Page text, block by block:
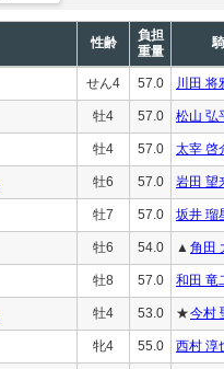
性齢
負担
重量
せん4 57.0 川田 将
牡4 57.0 松山 弘
牡4 57.0 太宰 啓
牡6 57.0 岩田 望
牡7 57.0 坂井 瑠
牡6 54.0 ▲ 角田
牡8 57.0 和田 竜
牡4 53.0 ★今村
牝4 55.0 西村 淳